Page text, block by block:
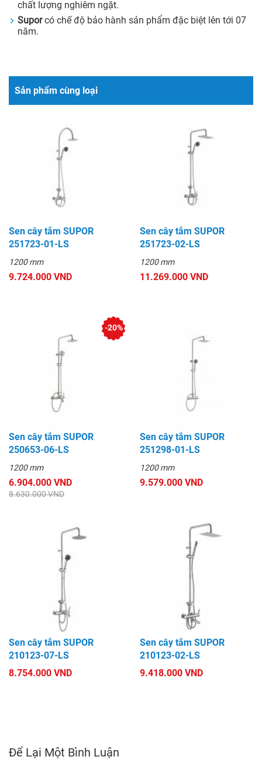
chất lượng nghiêm ngặt.
Suporcó chế độ bảo hành sản phẩm đặc biệt lên tới 07
năm.
Sản phẩm cùng loại
Sen cây tắm SUPOR
251723-01-LS
1200 mm
9.724.000 VND
Sen cây tắm SUPOR
251723-02-LS
1200 mm
11.269.000 VND
Sen cây tắm SUPOR
250653-06-LS
1200 mm
6.904.000 VND
8.630.000 VND
-20%
Sen cây tắm SUPOR
251298-01-LS
1200 mm
9.579.000 VND
Sen cây tắm SUPOR
210123-07-LS
8.754.000 VND
Sen cây tắm SUPOR
210123-02-LS
9.418.000 VND
Để Lại Một Bình Luận